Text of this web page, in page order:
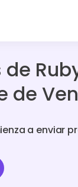
de
a enviar